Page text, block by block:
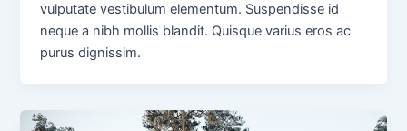
vulputate vestibulum elementum. Suspendisse id
neque a nibh mollis blandit. Quisque varius eros ac
purus dignissim.